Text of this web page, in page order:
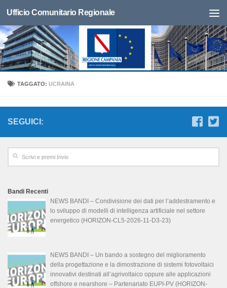
Ufficio Comunitario Regionale
TAGGATO:UCRAINA
SEGUICI:
Bandi Recenti
NEWS BANDI – Condivisione dei dati per l’addestramento e
lo sviluppo di modelli di intelligenza artificiale nel settore
energetico (HORIZON-CL5-2026-11-D3-23)
NEWS BANDI – Un bando a sostegno del miglioramento
della progettazione e la dimostrazione di sistemi fotovoltaici
innovativi destinati all’agrivoltaico oppure alle applicazioni
offshore e nearshore – Partenariato EUPI-PV (HORIZON-